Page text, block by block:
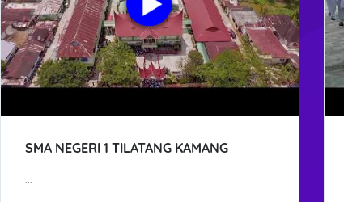
SMA NEGERI 1 TILATANG KAMANG
...